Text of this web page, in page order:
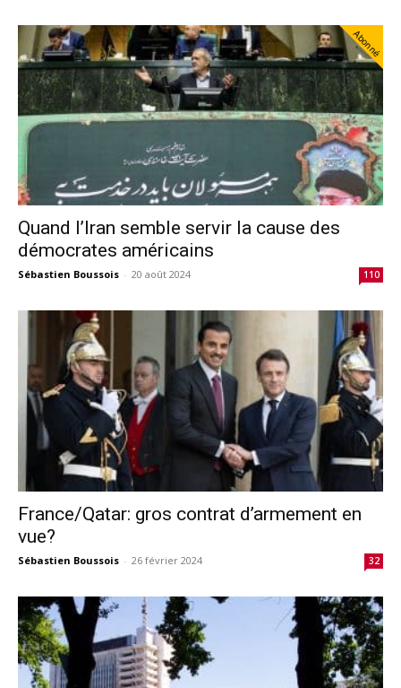
Abonné
Quand l’Iran semble servir la cause des
démocrates américains
Sébastien Boussois - 20 août 2024 110
France/Qatar: gros contrat d’armement en
vue?
Sébastien Boussois - 26 février 2024 32